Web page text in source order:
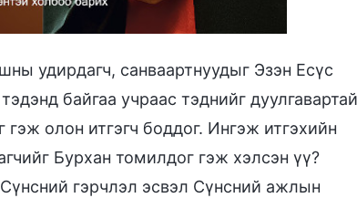
удирдагч, санваартнуудыг Эзэн Есүс
байгаа учраас тэднийг дуулгавартай
гэж олон итгэгч боддог. Ингэж итгэхийн
Бурхан томилдог гэж хэлсэн үү?
гэрчлэл эсвэл Сүнсний ажлын